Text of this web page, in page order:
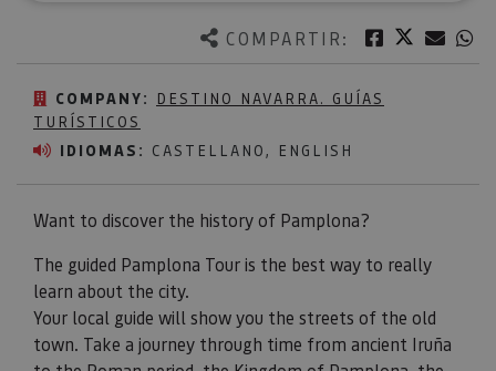
COMPARTIR: Facebook
Twitter
COMPANY:
DESTINO NAVARRA. GUÍAS
TURÍSTICOS
IDIOMAS: CASTELLANO, ENGLISH
Want to discover the history of Pamplona?
The guided Pamplona Tour is the best way to really
learn about the city.
Your local guide will show you the streets of the old
town. Take a journey through time from ancient Iruña